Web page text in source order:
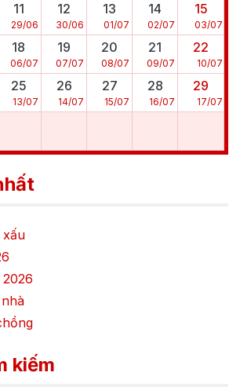
11
29/06
12
30/06
13
01/07
14
02/07
15
03/07
18
06/07
19
07/07
20
08/07
21
09/07
22
10/07
25
13/07
26
14/07
27
15/07
28
16/07
29
17/07
xấu
2026
kiếm